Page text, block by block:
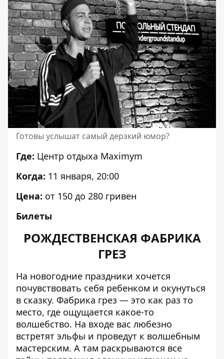
Готовы услышат самый дерзкий юмор?
Где: Центр отдыха Maximym
Когда: 11 января, 20:00
Цена: от 150 до 280 гривен
Билеты
РОЖДЕСТВЕНСКАЯ ФАБРИКА
ГРЕЗ
На новогодние праздники хочется
почувствовать себя ребенком и окунуться
в сказку. Фабрика грез — это как раз то
место, где ощущается какое-то
волшебство. На входе вас любезно
встретят эльфы и проведут к волшебным
мастерским. А там раскрываются все